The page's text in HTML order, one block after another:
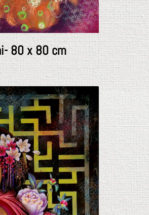
80 x 80 cm